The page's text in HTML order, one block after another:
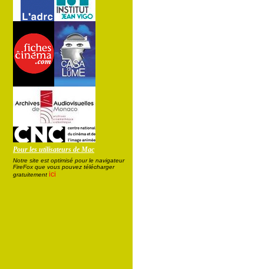
Pour les utilisateurs de Mac
Notre site est optimisé pour le navigateur
FireFox que vous pouvez télécharger
gratuitement ici